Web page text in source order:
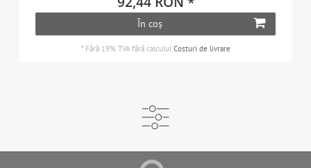
În coș
* Fără 19% TVAfără calculul Costuri de livrare